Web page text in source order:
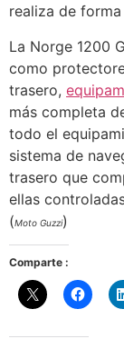
realiza de
La Norge 1200
como
trasero,
más completa
todo el
sistema de
trasero que
ellas
(Moto Guzzi)
Comparte :